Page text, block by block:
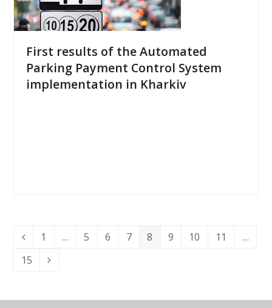
First results of the Automated
Parking Payment Control System
implementation in Kharkiv
Предыдущий
Page
1 … Page
5 Page
6 Page
7 Page
8 Page
9 Page
10 Page
11 …
Page
15 Следующий